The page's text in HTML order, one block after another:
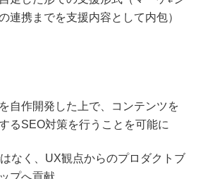
連携までを支援内容として内包）
自作開発した上で、コンテンツを
るSEO対策を行うことを可能に
なく、UX観点からのプロダクトブ